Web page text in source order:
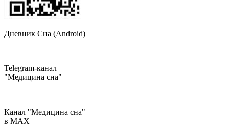
Дневник Сна (Android)
Telegram-канал
"Медицина сна"
Канал "Медицина сна"
в МAX